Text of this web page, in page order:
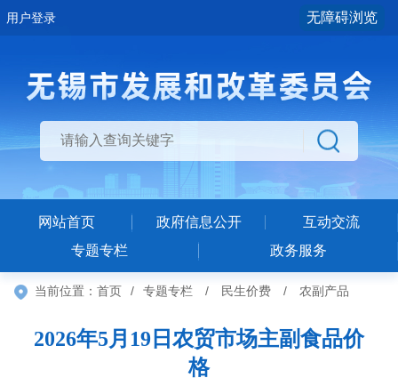
用户登录 无障碍浏览
网站首页 政府信息公开
互动交流
专题专栏
政务服务
当前位置： 首页 / 专题专栏 / 民生价费 / 农副产品
2026年5月19日农贸市场主副食品价
格